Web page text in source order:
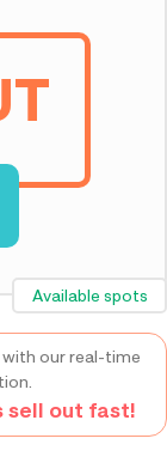
Available spots
our real-time
out fast!